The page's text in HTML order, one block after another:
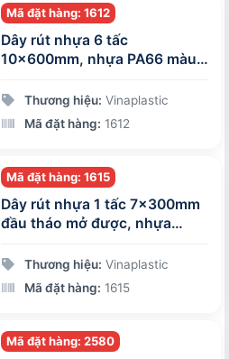
Mã đặt hàng: 1612
Dây rút nhựa 6 tấc
10x600mm, nhựa PA66 màu
Thương hiệu: Vinaplastic
Mã đặt hàng: 1612
Mã đặt hàng: 1615
Dây rút nhựa 1 tấc 7x300mm
đầu tháo mở được, nhựa
Thương hiệu: Vinaplastic
Mã đặt hàng: 1615
Mã đặt hàng: 2580